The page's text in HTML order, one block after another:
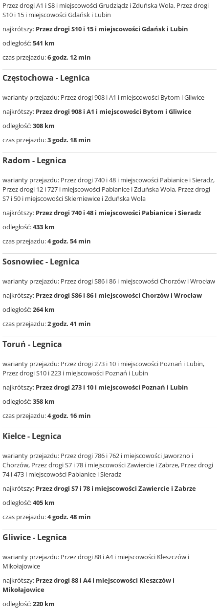
Przez drogi A1 i S8 i miejscowości Grudziądz i Zduńska Wola, Przez drogi
S10 i 15 i miejscowości Gdańsk i Lubin
najkrótszy: Przez drogi S10 i 15 i miejscowości Gdańsk i Lubin
odległość:541 km
czas przejazdu:6 godz. 12 min
Częstochowa - Legnica
warianty przejazdu: Przez drogi 908 i A1 i miejscowości Bytom i Gliwice
najkrótszy: Przez drogi 908 i A1 i miejscowości Bytom i Gliwice
odległość:308 km
czas przejazdu:3 godz. 18 min
Radom - Legnica
warianty przejazdu: Przez drogi 740 i 48 i miejscowości Pabianice i Sieradz,
Przez drogi 12 i 727 i miejscowości Pabianice i Zduńska Wola, Przez drogi
S7 i 50 i miejscowości Skierniewice i Zduńska Wola
najkrótszy: Przez drogi 740 i 48 i miejscowości Pabianice i Sieradz
odległość:433 km
czas przejazdu:4 godz. 54 min
Sosnowiec - Legnica
warianty przejazdu: Przez drogi S86 i 86 i miejscowości Chorzów i Wrocław
najkrótszy: Przez drogi S86 i 86 i miejscowości Chorzów i Wrocław
odległość:264 km
czas przejazdu:2 godz. 41 min
Toruń - Legnica
warianty przejazdu: Przez drogi 273 i 10 i miejscowości Poznań i Lubin,
Przez drogi S10 i 223 i miejscowości Poznań i Lubin
najkrótszy: Przez drogi 273 i 10 i miejscowości Poznań i Lubin
odległość:358 km
czas przejazdu:4 godz. 16 min
Kielce - Legnica
warianty przejazdu: Przez drogi 786 i 762 i miejscowości Jaworzno i
Chorzów, Przez drogi S7 i 78 i miejscowości Zawiercie i Zabrze, Przez drogi
74 i 473 i miejscowości Pabianice i Sieradz
najkrótszy: Przez drogi S7 i 78 i miejscowości Zawiercie i Zabrze
odległość:405 km
czas przejazdu:4 godz. 48 min
Gliwice - Legnica
warianty przejazdu: Przez drogi 88 i A4 i miejscowości Kleszczów i
Mikołajowice
najkrótszy: Przez drogi 88 i A4 i miejscowości Kleszczów i
Mikołajowice
odległość:220 km